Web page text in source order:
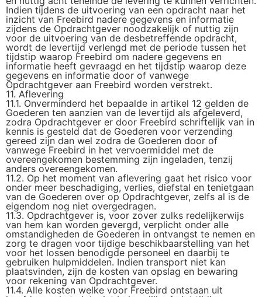
Indien tijdens de uitvoering van een opdracht naar het
inzicht van Freebird nadere gegevens en informatie
zijdens de Opdrachtgever noodzakelijk of nuttig zijn
voor de uitvoering van de desbetreffende opdracht,
wordt de levertijd verlengd met de periode tussen het
tijdstip waarop Freebird om nadere gegevens en
informatie heeft gevraagd en het tijdstip waarop deze
gegevens en informatie door of vanwege
Opdrachtgever aan Freebird worden verstrekt.
11. Aflevering
11.1. Onverminderd het bepaalde in artikel 12 gelden de
Goederen ten aanzien van de levertijd als afgeleverd,
zodra Opdrachtgever er door Freebird schriftelijk van in
kennis is gesteld dat de Goederen voor verzending
gereed zijn dan wel zodra de Goederen door of
vanwege Freebird in het vervoermiddel met de
overeengekomen bestemming zijn ingeladen, tenzij
anders overeengekomen.
11.2. Op het moment van aflevering gaat het risico voor
onder meer beschadiging, verlies, diefstal en tenietgaan
van de Goederen over op Opdrachtgever, zelfs al is de
eigendom nog niet overgedragen.
11.3. Opdrachtgever is, voor zover zulks redelijkerwijs
van hem kan worden gevergd, verplicht onder alle
omstandigheden de Goederen in ontvangst te nemen en
zorg te dragen voor tijdige beschikbaarstelling van het
voor het lossen benodigde personeel en daarbij te
gebruiken hulpmiddelen. Indien transport niet kan
plaatsvinden, zijn de kosten van opslag en bewaring
voor rekening van Opdrachtgever.
11.4. Alle kosten welke voor Freebird ontstaan uit